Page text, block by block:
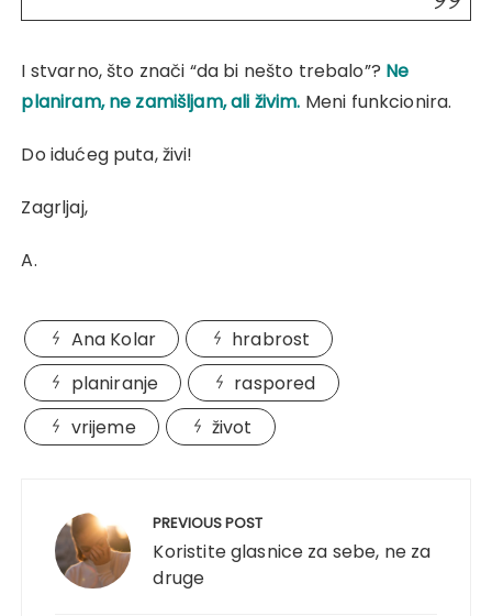
I stvarno, što znači “da bi nešto trebalo”? Ne
planiram, ne zamišljam, ali živim. Meni funkcionira.
Do idućeg puta, živi!
Zagrljaj,
A.
Ana Kolar
hrabrost
planiranje
raspored
vrijeme
život
navigation PREVIOUS POST
Koristite glasnice za sebe, ne za
druge